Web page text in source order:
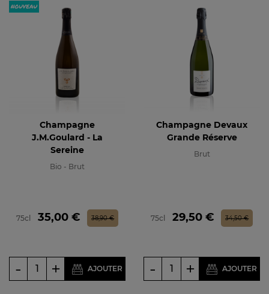
Champagne
J.M.Goulard - La
Sereine
Bio - Brut
75cl Prix
35,00 €Prix de base
38,90 €
- + AJOUTER
Champagne Devaux
Grande Réserve
Brut
75cl Prix
29,50 €Prix de base
34,50 €
- + AJOUTER